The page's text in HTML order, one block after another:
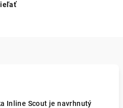
Inline Scout je navrhnutý